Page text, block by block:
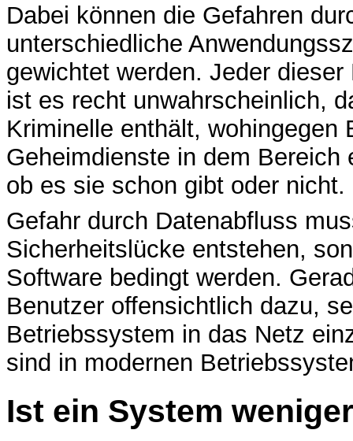
Dabei können die Gefahren
unterschiedliche
gewichtet werden. Jeder
ist es recht unwahrscheinlich,
Kriminelle enthält, wohingegen
Geheimdienste in dem
ob es sie schon gibt oder nicht.
Gefahr durch Datenabfluss
Sicherheitslücke entstehen,
Software bedingt werden.
Benutzer offensichtlich dazu,
Betriebssystem in das Netz
sind in modernen
Ist ein System